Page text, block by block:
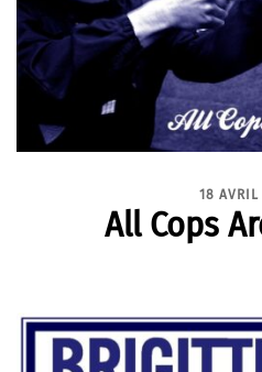
18 AVRIL
All Cops